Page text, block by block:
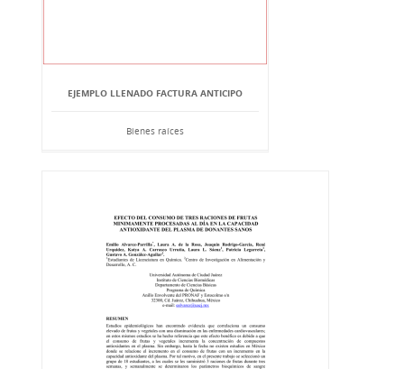
EJEMPLO LLENADO FACTURA ANTICIPO
Bienes raíces